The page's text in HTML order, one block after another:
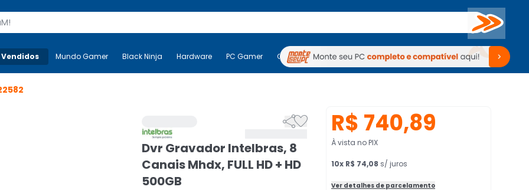
Buscar
Mais-v- Mundo Gamer Black Ninja Hardware PC Gamer Computadores Periféricos TV Venda no KaBuM!
Mundo Gamer Black Ninja Hardware PC Gamer Computadores Periféricos TV Venda no KaBuM!

Dvr Gravador Intelbras, 8
Canais Mhdx, FULL HD + HD
500GB
R$ 740,89
À vista no PIX
10x R$ 74,08 s/ juros
Ver detalhes de parcelamento